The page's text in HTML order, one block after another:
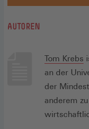
AUTOREN
Tom Krebs
in
an der
der
anderem